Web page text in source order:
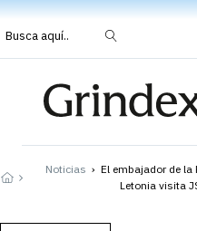
Busca aquí..
Noticias › El embajador de la
Letonia visita